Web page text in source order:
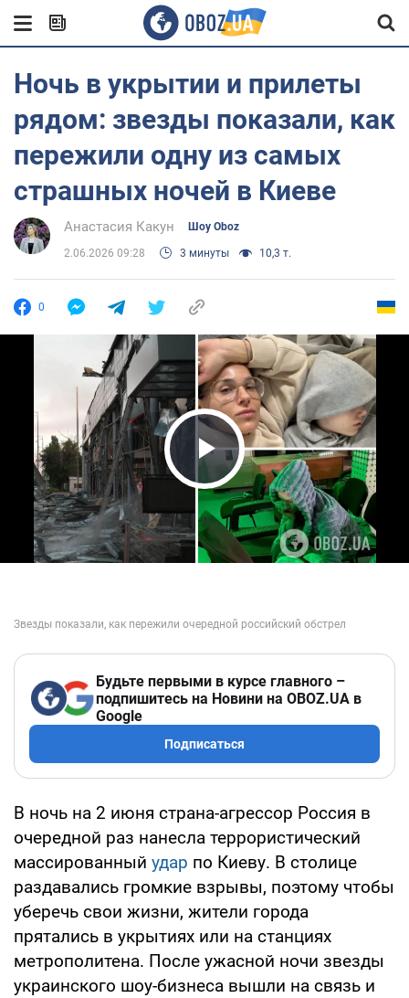
Ночь в укрытии и прилеты
рядом: звезды показали, как
пережили одну из самых
страшных ночей в Киеве
Анастасия Какун Шоу Oboz
2.06.2026 09:28 3 минуты 10,3 т.
0
Play Video
Будьте первыми в курсе главного –
подпишитесь на Новини на OBOZ.UA в
Google
Подписаться
В ночь на 2 июня страна-агрессор Россия в
очередной раз нанесла террористический
массированный удар по Киеву. В столице
раздавались громкие взрывы, поэтому чтобы
уберечь свои жизни, жители города
прятались в укрытиях или на станциях
метрополитена. После ужасной ночи звезды
украинского шоу-бизнеса вышли на связь и